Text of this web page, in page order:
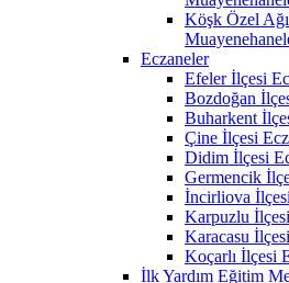
Köşk Özel
Eczaneler
Efeler İlçesi
Bozdoğan
Buharkent
Çine İlçesi
Didim İlçesi
Germencik
İncirliova
Karpuzlu
Karacasu
Koçarlı İlçesi
İlk Yardım Eğitim